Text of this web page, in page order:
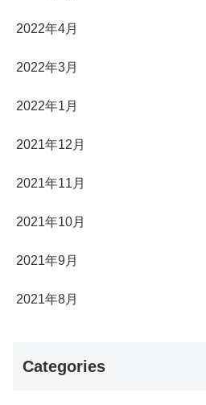
2022年4月
2022年3月
2022年1月
2021年12月
2021年11月
2021年10月
2021年9月
2021年8月
Categories